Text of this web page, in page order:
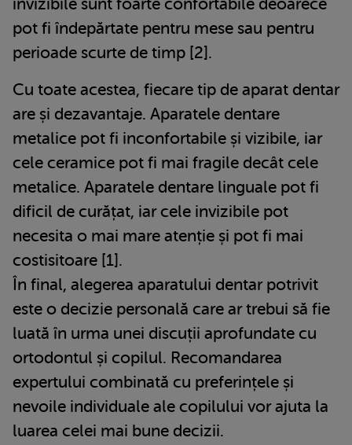
pot fi îndepărtate pentru mese sau pentru
perioade scurte de timp [2].
Cu toate acestea, fiecare tip de aparat dentar
are și dezavantaje. Aparatele dentare
metalice pot fi inconfortabile și vizibile, iar
cele ceramice pot fi mai fragile decât cele
metalice. Aparatele dentare linguale pot fi
dificil de curățat, iar cele invizibile pot
necesita o mai mare atenție și pot fi mai
costisitoare [1].
În final, alegerea aparatului dentar potrivit
este o decizie personală care ar trebui să fie
luată în urma unei discuții aprofundate cu
ortodontul și copilul. Recomandarea
expertului combinată cu preferințele și
nevoile individuale ale copilului vor ajuta la
luarea celei mai bune decizii.